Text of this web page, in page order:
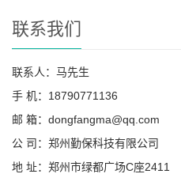
联系我们
联系人：马先生
手 机：18790771136
邮 箱：dongfangma@qq.com
公 司：郑州勤保科技有限公司
地 址：郑州市绿都广场C座2411